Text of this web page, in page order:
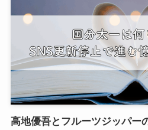
高地優吾とフルーツジッパー